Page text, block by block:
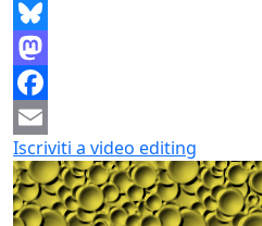
Share
Bluesky
Mastodon
Facebook
Email
Iscriviti a video editing